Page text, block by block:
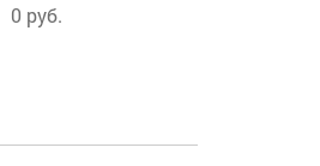
0 руб.